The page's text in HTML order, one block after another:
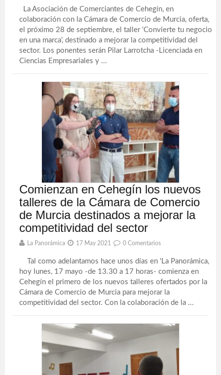
La Asociación de Comerciantes de Cehegín, en
colaboración con la Cámara de Comercio de Murcia, oferta,
el próximo 28 de septiembre, el taller ‘Convierte tu negocio
en una marca’, destinado a mejorar la competitividad del
sector. Los ponentes serán Pilar Larrotcha -Licenciada en
Ciencias Empresariales y ...
Comienzan en Cehegín los nuevos
talleres de la Cámara de Comercio
de Murcia destinados a mejorar la
competitividad del sector
La Panorámica 17 May 2021 0 Comentarios
Tal como adelantamos hace unos días en 'La Panorámica,
hoy lunes, 17 mayo -de 13.30 a 17 horas- comienza en
Cehegín el primero de los nuevos talleres ofertados por la
Cámara de Comercio de Murcia para mejorar la
competitividad del sector. Con la colaboración de la ...